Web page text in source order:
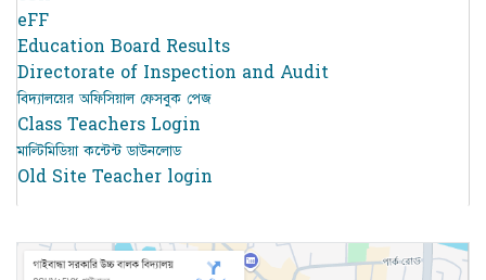
eFF
Education Board Results
Directorate of Inspection and Audit
বিদ্যালয়ের অফিসিয়াল ফেসবুক পেজ
Class Teachers Login
মাল্টিমিডিয়া কন্টেন্ট ডাউনলোড
Old Site Teacher login